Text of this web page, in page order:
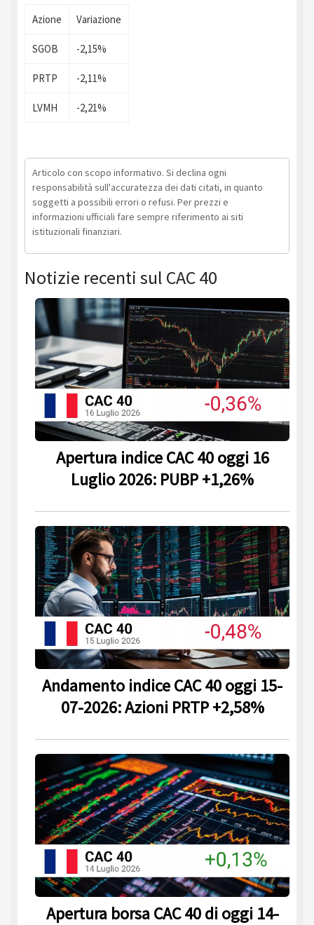
Azione Variazione
SGOB -2,15%
PRTP -2,11%
LVMH -2,21%
Articolo con scopo informativo. Si declina ogni
responsabilità sull'accuratezza dei dati citati, in quanto
soggetti a possibili errori o refusi. Per prezzi e
informazioni ufficiali fare sempre riferimento ai siti
istituzionali finanziari.
Notizie recenti sul CAC 40
Apertura indice CAC 40 oggi 16
Luglio 2026: PUBP +1,26%
Andamento indice CAC 40 oggi 15-
07-2026: Azioni PRTP +2,58%
Apertura borsa CAC 40 di oggi 14-